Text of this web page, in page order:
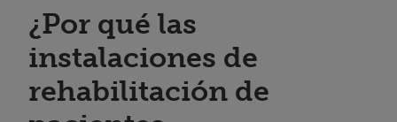
¿Por qué las
instalaciones de
rehabilitación de